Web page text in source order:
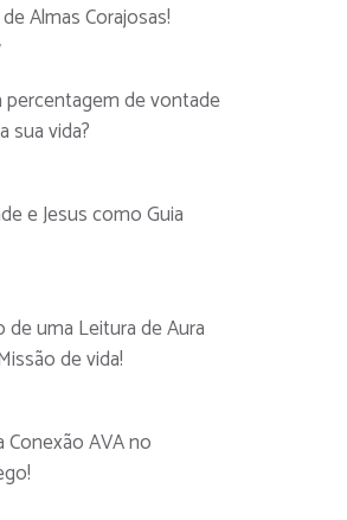
Almas Corajosas!
percentagem de vontade
sua vida?
e Jesus como Guia
uma Leitura de Aura
de vida!
Conexão AVA no